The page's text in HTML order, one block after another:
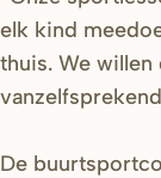
elk kind
thuis. We
De